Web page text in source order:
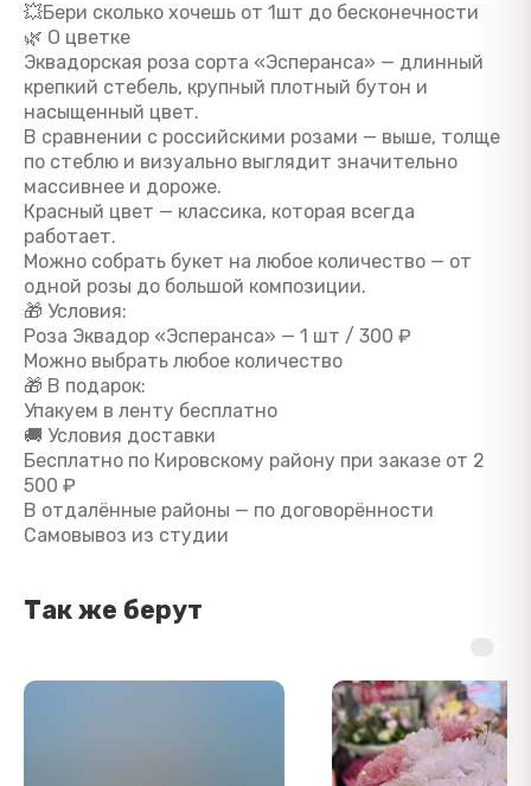
💥Бери сколько хочешь от 1шт до бесконечности
🌿 О цветке
Эквадорская роза сорта «Эсперанса» — длинный
крепкий стебель, крупный плотный бутон и
насыщенный цвет.
В сравнении с российскими розами — выше, толще
по стеблю и визуально выглядит значительно
массивнее и дороже.
Красный цвет — классика, которая всегда
работает.
Можно собрать букет на любое количество — от
одной розы до большой композиции.
🎁 Условия:
Роза Эквадор «Эсперанса» — 1 шт / 300 ₽
Можно выбрать любое количество
🎁 В подарок:
Упакуем в ленту бесплатно
🚚 Условия доставки
Бесплатно по Кировскому району при заказе от 2
500 ₽
В отдалённые районы — по договорённости
Самовывоз из студии
Так же берут